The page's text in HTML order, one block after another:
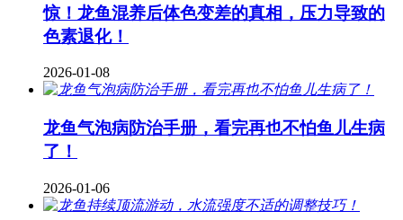
惊！龙鱼混养后体色变差的真相，压力导致的
色素退化！
2026-01-08
龙鱼气泡病防治手册，看完再也不怕鱼儿生病
了！
2026-01-06